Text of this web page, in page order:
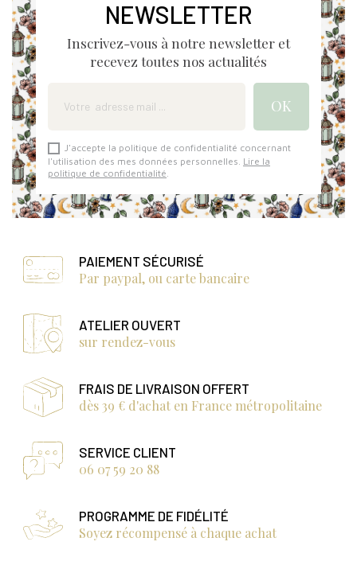
NEWSLETTER
Inscrivez-vous à notre newsletter et
recevez toutes nos actualités
J'accepte la politique de confidentialité concernant
l'utilisation des mes données personnelles. Lire la
politique de confidentialité
PAIEMENT SÉCURISÉ
Par paypal, ou carte bancaire
ATELIER OUVERT
sur rendez-vous
FRAIS DE LIVRAISON OFFERT
dès 39 € d'achat en France métropolitaine
SERVICE CLIENT
06 07 59 20 88
PROGRAMME DE FIDÉLITÉ
Soyez récompensé à chaque achat